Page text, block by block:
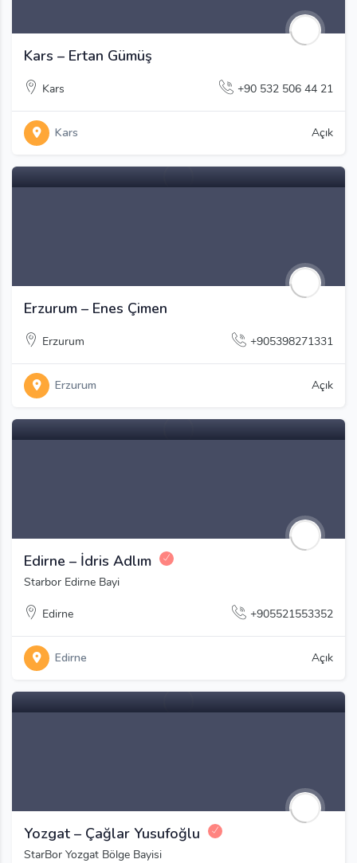
Kars – Ertan Gümüş
Kars +90 532 506 44 21
Kars Açık
Erzurum – Enes Çimen
Erzurum +905398271331
Erzurum Açık
Edirne – İdris Adlım
Starbor Edirne Bayi
Edirne +905521553352
Edirne Açık
Yozgat – Çağlar Yusufoğlu
StarBor Yozgat Bölge Bayisi